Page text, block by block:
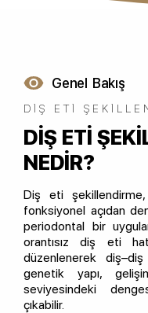
Genel Bakış
DIŞ ETI
DIŞ ETI
NEDIR?
Diş eti
fonksiyonel açıdan
periodontal bir
orantısız diş eti
düzenlenerek
genetik yapı,
seviyesindeki
çıkabilir.